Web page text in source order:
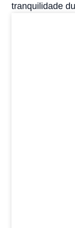
tranquilidade